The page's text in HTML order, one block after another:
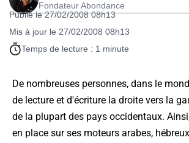
Fondateur Abondance
Publié le 27/02/2008 08h13
Mis à jour le 27/02/2008 08h13
Temps de lecture : 1 minute
De nombreuses personnes, dans le
de lecture et d'écriture la droite vers la
de la plupart des pays occidentaux.
en place sur ses moteurs arabes,